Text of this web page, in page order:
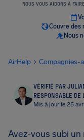
NOUS VOUS AIDONS À
Couvre des
Nous
AirHelp Compagnies-
VÉRIFIÉ PAR
RESPONSABLE DE
Mis à jour le 25
Avez-vous subi